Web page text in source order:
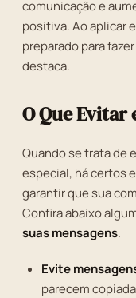
comunicação e
positiva. Ao aplicar
preparado para
destaca.
O Que Evitar
Quando se trata de
especial, há certos
garantir que sua
Confira abaixo
suas mensagens.
Evite
parecem